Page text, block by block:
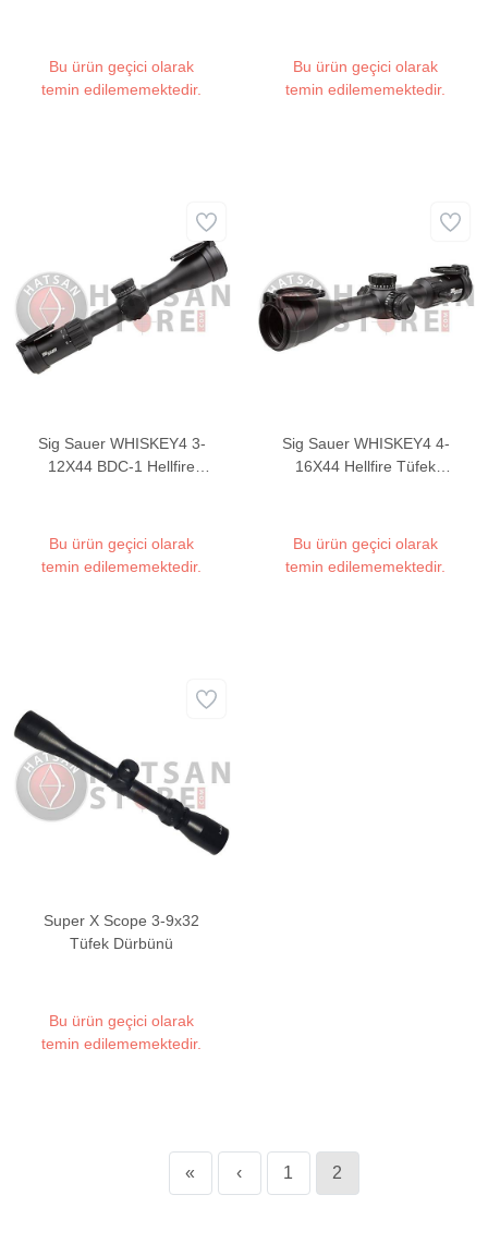
Bu ürün geçici olarak
temin edilememektedir.
Bu ürün geçici olarak
temin edilememektedir.
Sig Sauer WHISKEY4 3-
12X44 BDC-1 Hellfire
Bu ürün geçici olarak
temin edilememektedir.
Sig Sauer WHISKEY4 4-
16X44 Hellfire Tüfek
Bu ürün geçici olarak
temin edilememektedir.
Super X Scope 3-9x32
Tüfek Dürbünü
Bu ürün geçici olarak
temin edilememektedir.
« ‹ 1 2